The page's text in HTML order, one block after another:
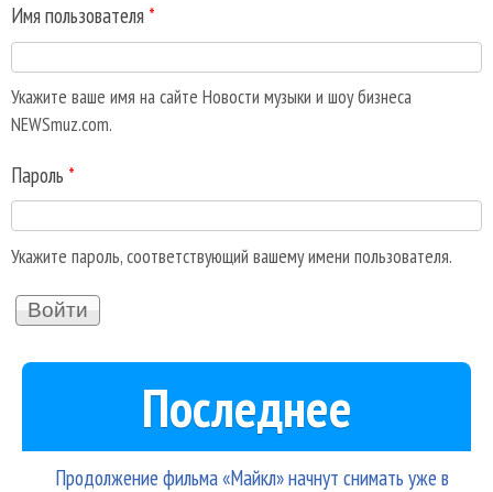
Имя пользователя *
Укажите ваше имя на сайте Новости музыки и шоу бизнеса
NEWSmuz.com.
Пароль *
Укажите пароль, соответствующий вашему имени пользователя.
Последнее
Продолжение фильма «Майкл» начнут снимать уже в